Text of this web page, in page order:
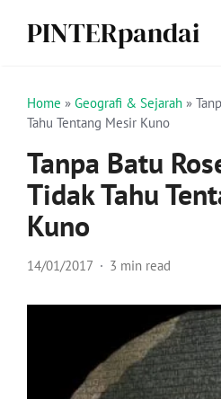
PINTERpandai
Home » Geografi & Sejarah »
Tahu Tentang Mesir Kuno
Tanpa Batu
Tidak Tahu
Kuno
14/01/2017 3 min read